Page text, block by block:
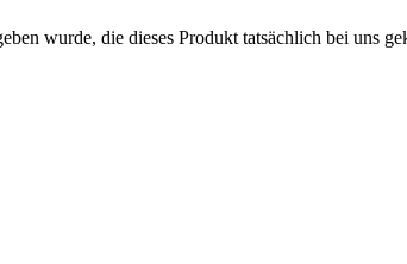
wurde, die dieses Produkt tatsächlich bei uns